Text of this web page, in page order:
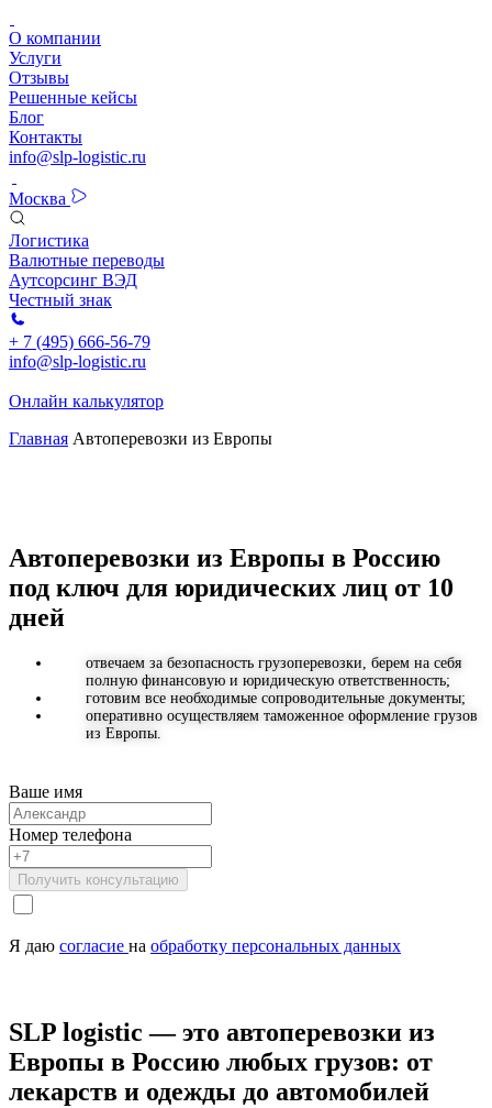
О компании
Услуги
Отзывы
Решенные кейсы
Блог
Контакты
info@slp-logistic.ru
Москва
Логистика
Валютные переводы
Аутсорсинг ВЭД
Честный знак
+ 7 (495) 666-56-79
info@slp-logistic.ru
Онлайн калькулятор
Главная Автоперевозки из Европы
Автоперевозки из Европы в Россию
под ключ для юридических лиц от 10
дней
отвечаем за безопасность грузоперевозки, берем на себя
полную финансовую и юридическую ответственность;
готовим все необходимые сопроводительные документы;
оперативно осуществляем таможенное оформление грузов
из Европы.
Ваше имя
Номер телефона
Получить консультацию
Я даю согласие на обработку персональных данных
SLP logistic — это автоперевозки из
Европы в Россию любых грузов: от
лекарств и одежды до автомобилей